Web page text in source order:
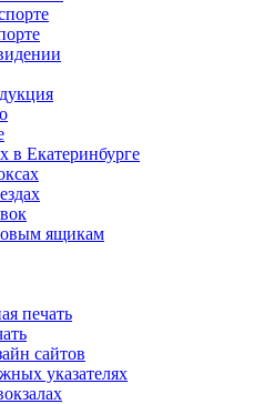
в Екатеринбурге
ящикам
печать
сайтов
указателях